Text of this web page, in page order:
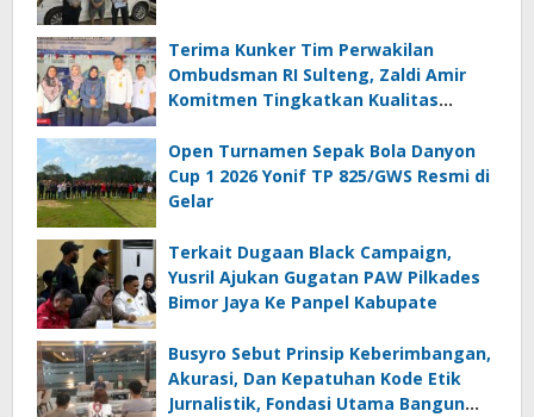
Terima Kunker Tim Perwakilan
Ombudsman RI Sulteng, Zaldi Amir
Komitmen Tingkatkan Kualitas
Mal Administrasi
Open Turnamen Sepak Bola Danyon
Cup 1 2026 Yonif TP 825/GWS Resmi di
Gelar
Terkait Dugaan Black Campaign,
Yusril Ajukan Gugatan PAW Pilkades
Bimor Jaya Ke Panpel Kabupate
Busyro Sebut Prinsip Keberimbangan,
Akurasi, Dan Kepatuhan Kode Etik
Jurnalistik, Fondasi Utama Bangun